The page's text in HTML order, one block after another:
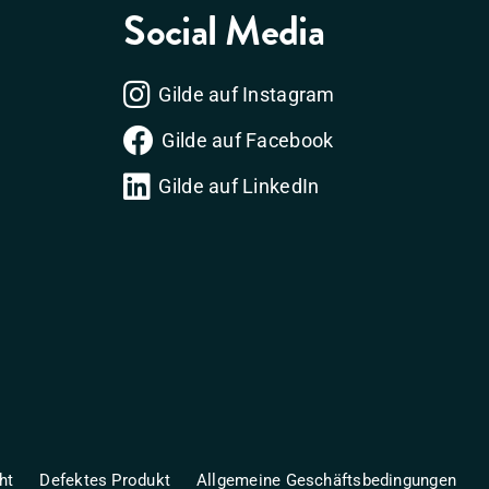
Social Media
Gilde auf Instagram
Gilde auf Facebook
Gilde auf LinkedIn
Defektes Produkt Allgemeine Geschäftsbedingungen